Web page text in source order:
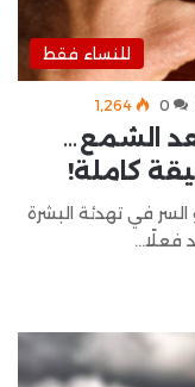
للنساء فقط
0 1٬264
بعد الشمع…
كاملة!
في تهدئة البشرة
فعلًا…